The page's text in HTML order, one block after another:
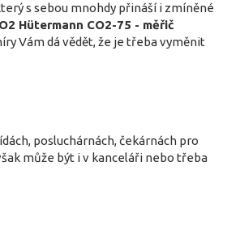
s sebou mnohdy přináší i zmíněné
Hütermann CO2-75 - měřič
Vám dá vědět, že je třeba vyměnit
posluchárnách, čekárnách pro
může být i v kanceláři nebo třeba